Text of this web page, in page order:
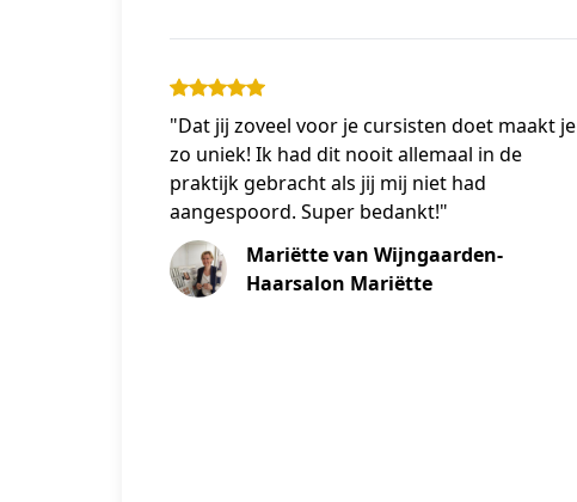
"Dat jij zoveel voor je cursisten doet maakt je
zo uniek! Ik had dit nooit allemaal in de
praktijk gebracht als jij mij niet had
aangespoord. Super bedankt!"
Mariëtte van Wijngaarden-
Haarsalon Mariëtte